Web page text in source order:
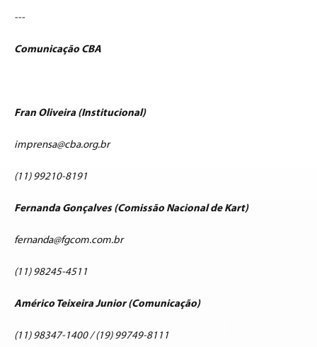
---
Comunicação CBA
Fran Oliveira (Institucional)
imprensa@cba.org.br
(11) 99210-8191
Fernanda Gonçalves (Comissão Nacional de Kart)
fernanda@fgcom.com.br
(11) 98245-4511
Américo Teixeira Junior (Comunicação)
(11) 98347-1400 / (19) 99749-8111